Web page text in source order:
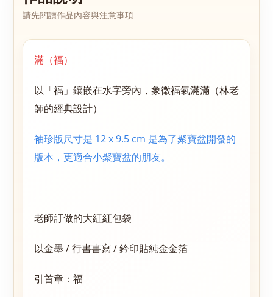
請先閱讀作品內容與注意事項
滿（福）
以「福」鑲嵌在水字旁內，象徵福氣滿滿（林老
師的經典設計）
袖珍版尺寸是 12 x 9.5 cm 是為了聚寶盆開發的
版本，更適合小聚寶盆的朋友。
老師訂做的大紅紅包袋
以金墨 / 行書書寫 / 鈐印貼純金金箔
引首章：福